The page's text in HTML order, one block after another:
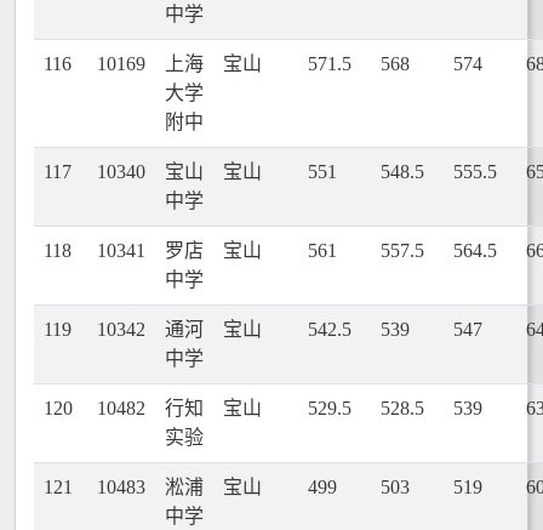
中学
116 10169
上海
大学
附中
宝山 571.5 568 574
117 10340
宝山
中学
宝山 551 548.5 555.5
118 10341
罗店
中学
宝山 561 557.5 564.5
119 10342
通河
中学
宝山 542.5 539 547
120 10482
行知
实验
宝山 529.5 528.5 539
121 10483
淞浦
中学
宝山 499 503 519